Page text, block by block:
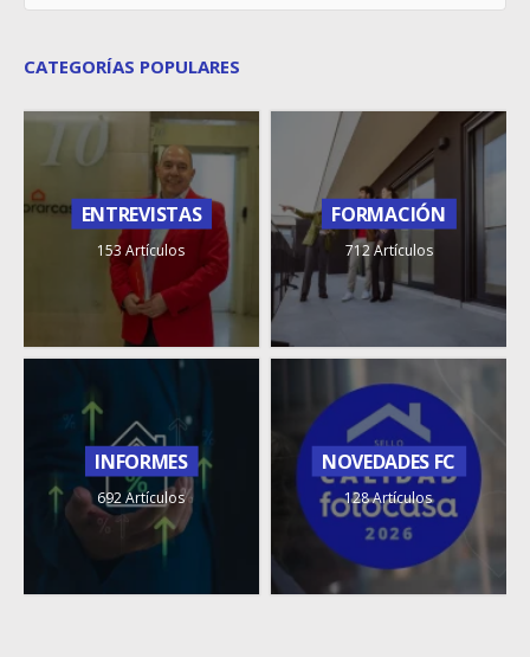
CATEGORÍAS POPULARES
ENTREVISTAS
153 Artículos
FORMACIÓN
712 Artículos
INFORMES
692 Artículos
NOVEDADES FC
128 Artículos